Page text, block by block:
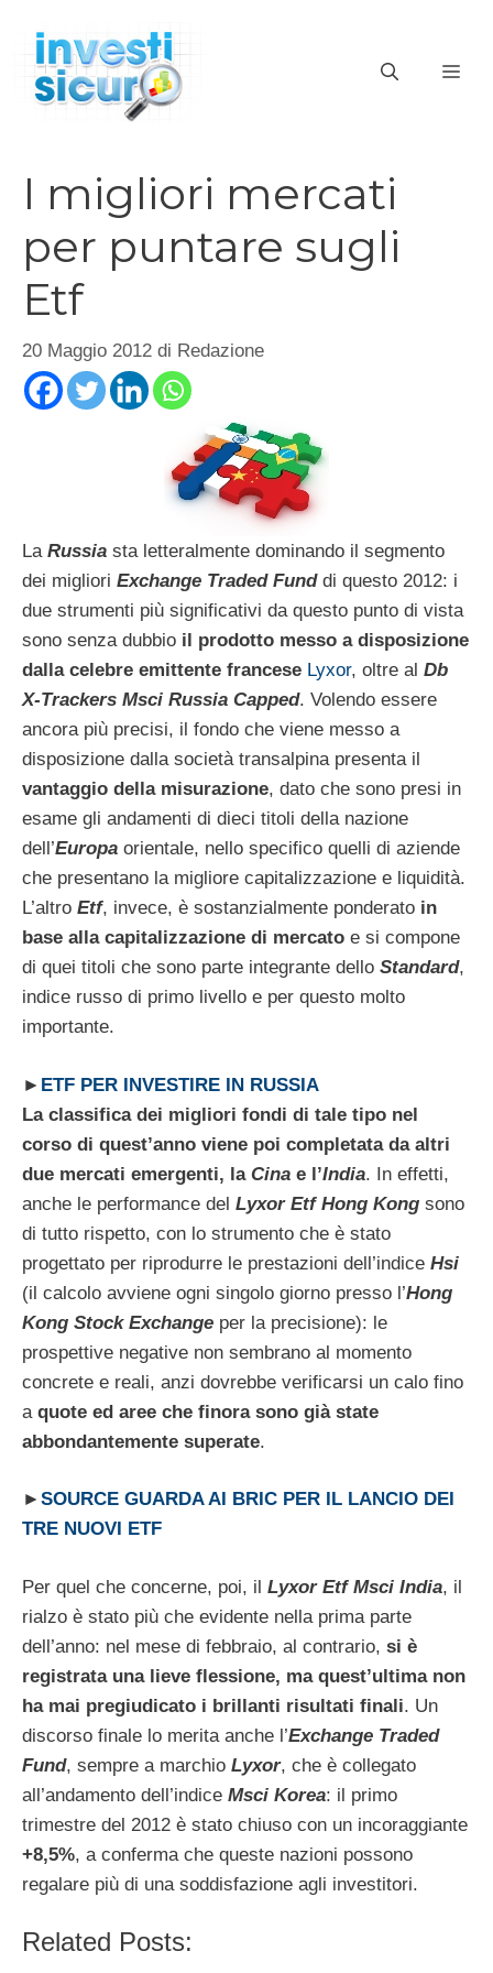
contenuto
I migliori mercati
per puntare sugli
Etf
20 Maggio 2012 di Redazione
La Russia sta letteralmente dominando il segmento
dei migliori Exchange Traded Funddi questo 2012: i
due strumenti più significativi da questo punto di vista
sono senza dubbio il prodotto messo a disposizione
dalla celebre emittente francese Lyxor, oltre al Db
X-Trackers Msci Russia Capped. Volendo essere
ancora più precisi, il fondo che viene messo a
disposizione dalla società transalpina presenta il
vantaggio della misurazione, dato che sono presi in
esame gli andamenti di dieci titoli della nazione
dell’Europa orientale, nello specifico quelli di aziende
che presentano la migliore capitalizzazione e liquidità.
L’altro Etf, invece, è sostanzialmente ponderato in
base alla capitalizzazione di mercato e si compone
di quei titoli che sono parte integrante dello Standard,
indice russo di primo livello e per questo molto
importante.
► ETF PER INVESTIRE IN RUSSIA
La classifica dei migliori fondi di tale tipo nel
corso di quest’anno viene poi completata da altri
due mercati emergenti, la Cina e l’India. In effetti,
anche le performance del Lyxor Etf Hong Kong sono
di tutto rispetto, con lo strumento che è stato
progettato per riprodurre le prestazioni dell’indice Hsi
(il calcolo avviene ogni singolo giorno presso l’Hong
Kong Stock Exchange per la precisione): le
prospettive negative non sembrano al momento
concrete e reali, anzi dovrebbe verificarsi un calo fino
a quote ed aree che finora sono già state
abbondantemente superate.
► SOURCE GUARDA AI BRIC PER IL LANCIO DEI
TRE NUOVI ETF
Per quel che concerne, poi, il Lyxor Etf Msci India, il
rialzo è stato più che evidente nella prima parte
dell’anno: nel mese di febbraio, al contrario, si è
registrata una lieve flessione, ma quest’ultima non
ha mai pregiudicato i brillanti risultati finali. Un
discorso finale lo merita anche l’Exchange Traded
Fund, sempre a marchio Lyxor, che è collegato
all’andamento dell’indice Msci Korea: il primo
trimestre del 2012 è stato chiuso con un incoraggiante
+8,5%, a conferma che queste nazioni possono
regalare più di una soddisfazione agli investitori.
Related Posts: